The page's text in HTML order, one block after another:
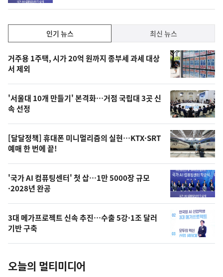
기,
최
신,
오
늘
의
영
상
오
의
사
진
인기 뉴스 최신 뉴스
기
뉴
스
거주용 1주택, 시가 20억 원까지 종부세 과세 대상
서 제외
'서울대 10개 만들기' 본격화…거점 국립대 3곳 신
속 선정
[달달정책] 휴대폰 미니멀리즘의 실현…KTX·SRT
예매 한 번에 끝!
'국가 AI 컴퓨팅센터' 첫 삽…1만 5000장 규모
·2028년 완공
3대 메가프로젝트 신속 추진…수출 5강·1조 달러
기반 구축
오늘의 멀티미디어